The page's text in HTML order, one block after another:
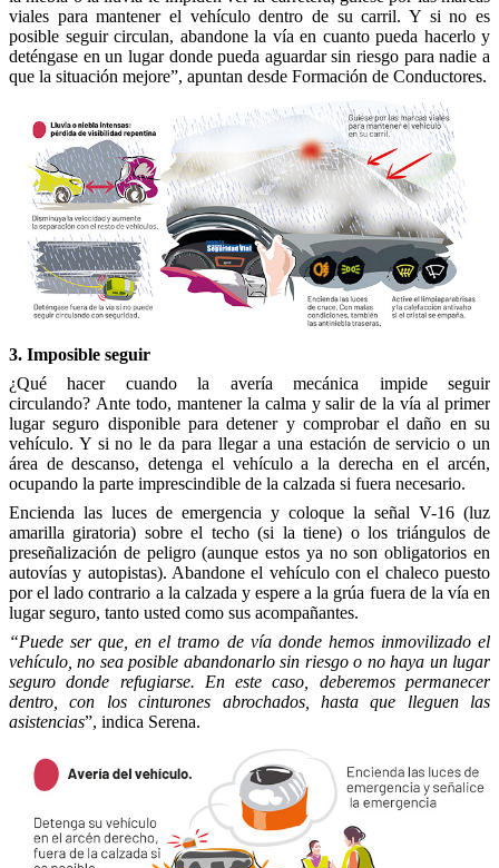
viales para mantener el vehículo dentro de su carril. Y si no es
posible seguir circulan, abandone la vía en cuanto pueda hacerlo y
deténgase en un lugar donde pueda aguardar sin riesgo para nadie a
que la situación mejore”, apuntan desde Formación de Conductores.
3. Imposible seguir
¿Qué hacer cuando la avería mecánica impide seguir
circulando? Ante todo, mantener la calma y salir de la vía al primer
lugar seguro disponible para detener y comprobar el daño en su
vehículo. Y si no le da para llegar a una estación de servicio o un
área de descanso, detenga el vehículo a la derecha en el arcén,
ocupando la parte imprescindible de la calzada si fuera necesario.
Encienda las luces de emergencia y coloque la señal V-16 (luz
amarilla giratoria) sobre el techo (si la tiene) o los triángulos de
preseñalización de peligro (aunque estos ya no son obligatorios en
autovías y autopistas). Abandone el vehículo con el chaleco puesto
por el lado contrario a la calzada y espere a la grúa fuera de la vía en
lugar seguro, tanto usted como sus acompañantes.
“Puede ser que, en el tramo de vía donde hemos inmovilizado el
vehículo, no sea posible abandonarlo sin riesgo o no haya un lugar
seguro donde refugiarse. En este caso, deberemos permanecer
dentro, con los cinturones abrochados, hasta que lleguen las
asistencias”, indica Serena.